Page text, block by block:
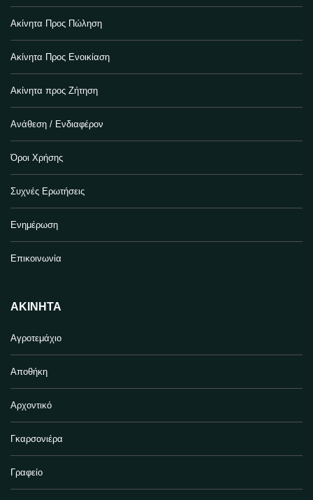
Ακίνητα Προς Πώληση
Ακίνητα Προς Ενοικίαση
Ακίνητα προς Ζήτηση
Ανάθεση / Ενδιαφέρον
Όροι Χρήσης
Συχνές Ερωτήσεις
Ενημέρωση
Επικοινωνία
ΑΚΊΝΗΤΑ
Αγροτεμάχιο
Αποθήκη
Αρχοντικό
Γκαρσονιέρα
Γραφείο